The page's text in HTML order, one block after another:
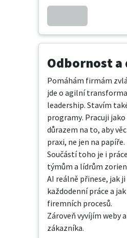
Odbornost
Pomáhám firmám
jde o agilní
leadership. Stavím
programy. Pracuji
důrazem na to, aby
praxi, ne jen na papíře.
Součástí toho je i
týmům a lídrům
AI reálně přinese, jak
každodenní práce a
firemních procesů.
Zároveň vyvíjím weby
zákazníka.